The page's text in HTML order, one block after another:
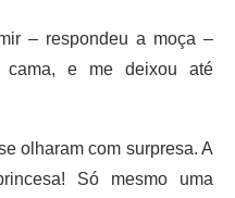
– respondeu a moça –
e me deixou até
olharam com surpresa. A
Só mesmo uma